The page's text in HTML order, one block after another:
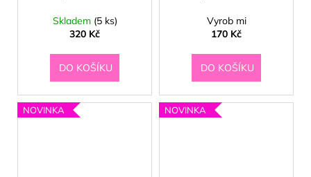
Skladem (5 ks)
320 Kč
DO KOŠÍKU
Vyrob mi
170 Kč
DO KOŠÍKU
NOVINKA NOVINKA